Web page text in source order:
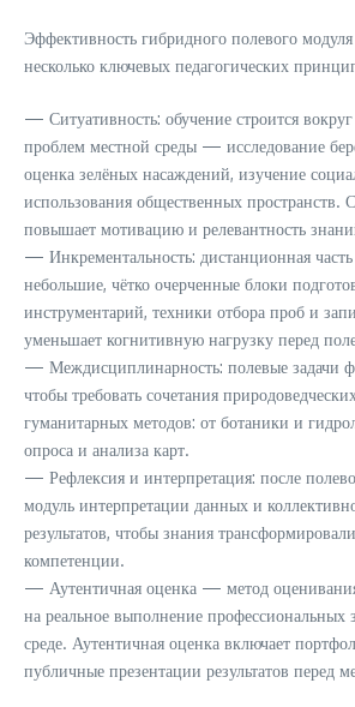
Эффективность гибридного полевого модуля
несколько ключевых педагогических
— Ситуативность: обучение строится
проблем местной среды — исследование
оценка зелёных насаждений, изучение
использования общественных пространств.
повышает мотивацию и релевантность
— Инкрементальность: дистанционная
небольшие, чётко очерченные блоки
инструментарий, техники отбора проб и
уменьшает когнитивную нагрузку перед
— Междисциплинарность: полевые задачи
чтобы требовать сочетания
гуманитарных методов: от ботаники и
опроса и анализа карт.
— Рефлексия и интерпретация: после
модуль интерпретации данных и
результатов, чтобы знания
компетенции.
— Аутентичная оценка — метод
на реальное выполнение профессиональных
среде. Аутентичная оценка включает
публичные презентации результатов перед